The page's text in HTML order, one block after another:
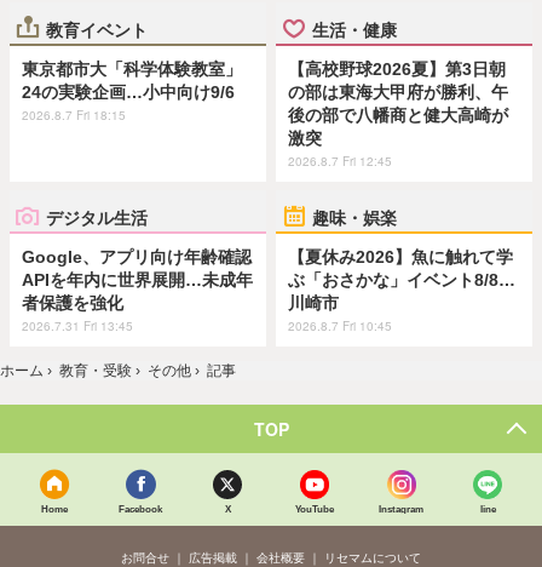
教育イベント
東京都市大「科学体験教室」
24の実験企画…小中向け9/6
2026.8.7 Fri 18:15
生活・健康
【高校野球2026夏】第3日朝
の部は東海大甲府が勝利、午
後の部で八幡商と健大高崎が
激突
2026.8.7 Fri 12:45
デジタル生活
Google、アプリ向け年齢確認
APIを年内に世界展開…未成年
者保護を強化
2026.7.31 Fri 13:45
趣味・娯楽
【夏休み2026】魚に触れて学
ぶ「おさかな」イベント8/8…
川崎市
2026.8.7 Fri 10:45
ホーム › 教育・受験 › その他 › 記事
TOP
Home Facebook X YouTube Instagram line
お問合せ 広告掲載 会社概要
リセマムについて